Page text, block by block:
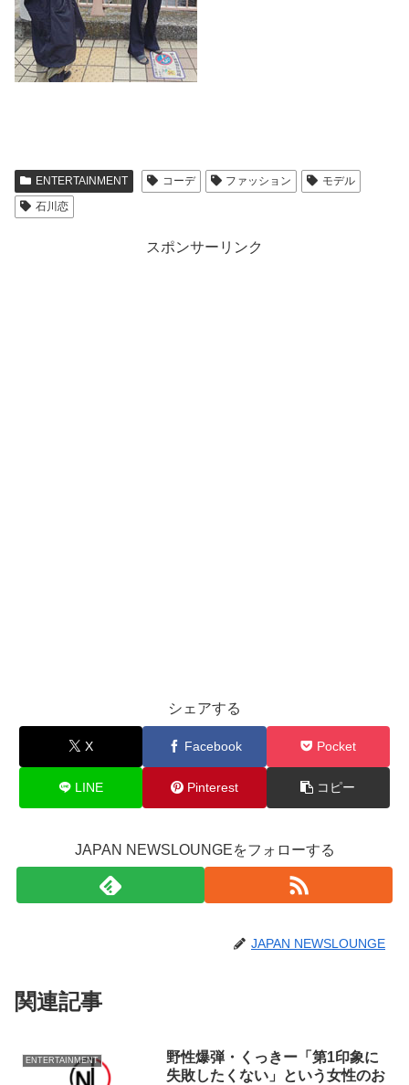
ENTERTAINMENT コーデ ファッション
モデル
石川恋
スポンサーリンク
シェアする
X Facebook Pocket
LINE Pinterest コピー
JAPAN NEWSLOUNGEをフォローする
JAPAN NEWSLOUNGE
関連記事
ENTERTAINMENT
野性爆弾・くっきー「第1印象に
失敗したくない」という女性のお